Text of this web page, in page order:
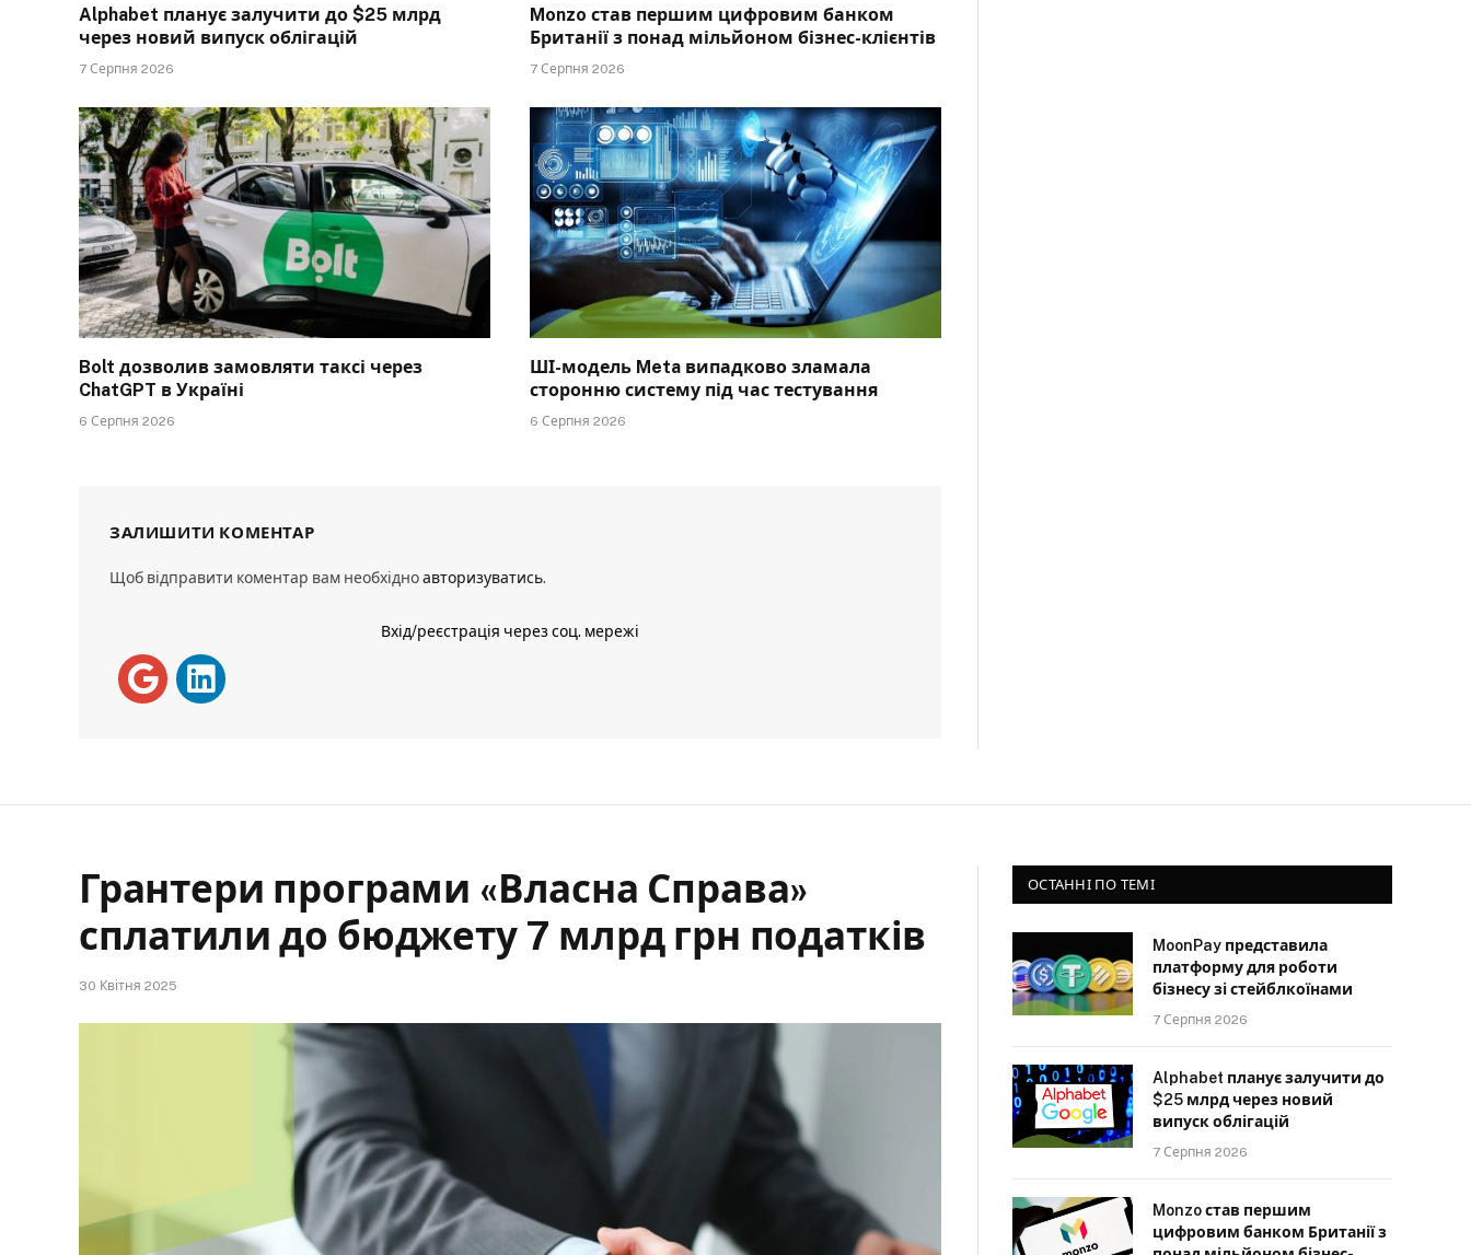
Alphabet планує залучити до $25 млрд
через новий випуск облігацій
7 Серпня 2026
Monzo став першим цифровим банком
Британії з понад мільйоном бізнес-клієнтів
7 Серпня 2026
Bolt дозволив замовляти таксі через
ChatGPT в Україні
6 Серпня 2026
ШІ-модель Meta випадково зламала
сторонню систему під час тестування
6 Серпня 2026
ЗАЛИШИТИ КОМЕНТАР
Щоб відправити коментар вам необхідноавторизуватись.
Вхід/реєстрація через соц. мережі
Грантери програми «Власна Справа»
сплатили до бюджету 7 млрд грн податків
30 Квітня 2025
ОСТАННІ ПО ТЕМІ
MoonPay представила
платформу для роботи
бізнесу зі стейблкоїнами
7 Серпня 2026
Alphabet планує залучити до
$25 млрд через новий
випуск облігацій
7 Серпня 2026
Monzo став першим
цифровим банком Британії з